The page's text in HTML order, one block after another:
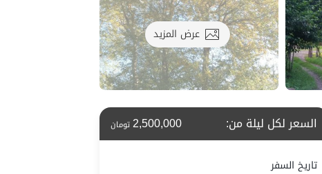
عرض المزيد
السعر لكل ليلة من:
2,500,000تومان
تاريخ السفر